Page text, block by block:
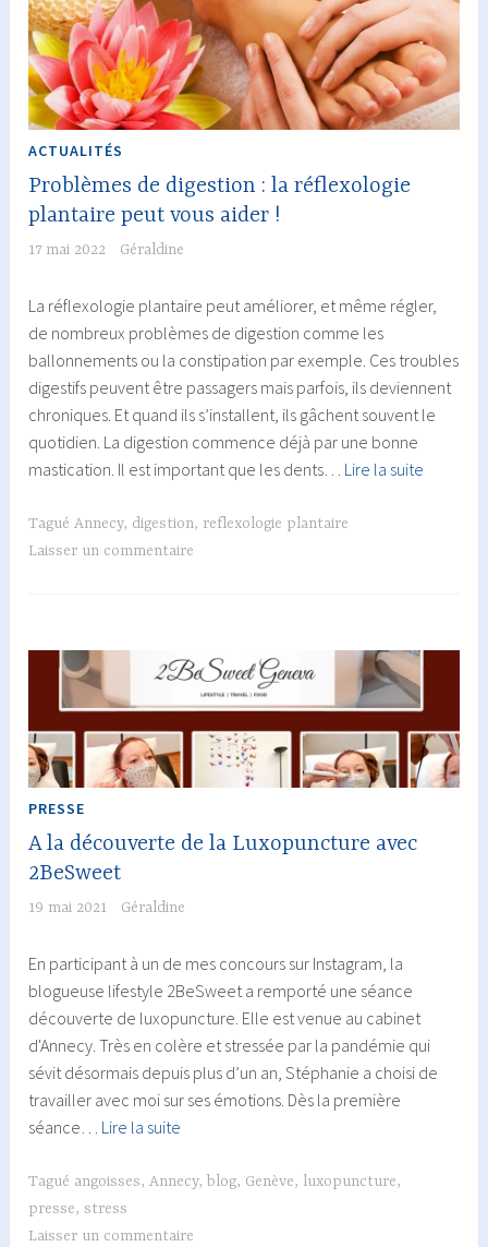
ACTUALITÉS
Problèmes de digestion : la réflexologie
plantaire peut vous aider !
17 mai 2022 Géraldine
La réflexologie plantaire peut améliorer, et même régler,
de nombreux problèmes de digestion comme les
ballonnements ou la constipation par exemple. Ces troubles
digestifs peuvent être passagers mais parfois, ils deviennent
chroniques. Et quand ils s’installent, ils gâchent souvent le
quotidien. La digestion commence déjà par une bonne
mastication. Il est important que les dents… Lire la suite
aider
!
TaguéAnnecy, digestion, reflexologie plantaire
Laisser un commentaire
PRESSE
A la découverte de la Luxopuncture avec
2BeSweet
19 mai 2021 Géraldine
En participant à un de mes concours sur Instagram, la
blogueuse lifestyle 2BeSweet a remporté une séance
découverte de luxopuncture. Elle est venue au cabinet
d'Annecy. Très en colère et stressée par la pandémie qui
sévit désormais depuis plus d’un an, Stéphanie a choisi de
travailler avec moi sur ses émotions. Dès la première
séance… Lire la suite
découverte
la
Tagué angoisses,Annecy, blog, Genève, luxopuncture,
presse,stress
Laisser un commentaire